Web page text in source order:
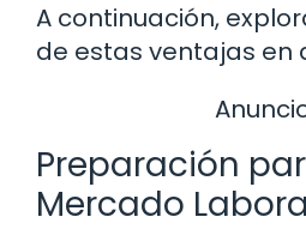
A continuación,
de estas ventajas en
Preparación
Mercado